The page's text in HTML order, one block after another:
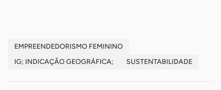
EMPREENDEDORISMO FEMININO
IG; INDICAÇÃO GEOGRÁFICA;
SUSTENTABILIDADE